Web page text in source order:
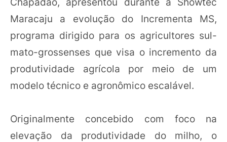
Maracaju a evolução do Incrementa MS,
programa dirigido para os agricultores sul-
mato-grossenses que visa o incremento da
produtividade agrícola por meio de um
modelo técnico e agronômico escalável.
Originalmente concebido com foco na
elevação da produtividade do milho, o